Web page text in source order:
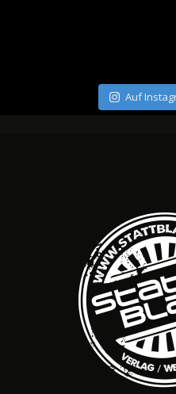
Auf